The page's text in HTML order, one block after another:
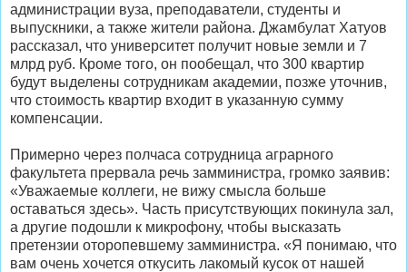
администрации вуза, преподаватели, студенты и
выпускники, а также жители района. Джамбулат Хатуов
рассказал, что университет получит новые земли и 7
млрд руб. Кроме того, он пообещал, что 300 квартир
будут выделены сотрудникам академии, позже уточнив,
что стоимость квартир входит в указанную сумму
компенсации.
Примерно через полчаса сотрудница аграрного
факультета прервала речь замминистра, громко заявив:
«Уважаемые коллеги, не вижу смысла больше
оставаться здесь». Часть присутствующих покинула зал,
а другие подошли к микрофону, чтобы высказать
претензии оторопевшему замминистра. «Я понимаю, что
вам очень хочется откусить лакомый кусок от нашей